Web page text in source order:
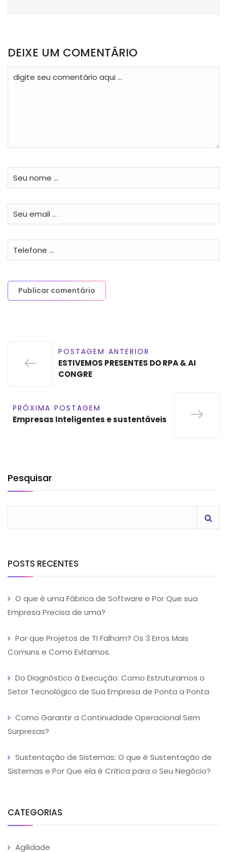
DEIXE UM COMENTÁRIO
POSTAGEM ANTERIOR
ESTIVEMOS PRESENTES DO RPA & AI
CONGRE
PRÓXIMA POSTAGEM
Empresas Inteligentes e sustentáveis
Pesquisar
POSTS RECENTES
O que é uma Fábrica de Software e Por Que sua
Empresa Precisa de uma?
Por que Projetos de TI Falham? Os 3 Erros Mais
Comuns e Como Evitamos.
Do Diagnóstico à Execução: Como Estruturamos o
Setor Tecnológico de Sua Empresa de Ponta a Ponta
Como Garantir a Continuidade Operacional Sem
Surpresas?
Sustentação de Sistemas: O que é Sustentação de
Sistemas e Por Que ela é Crítica para o Seu Negócio?
CATEGORIAS
Agilidade